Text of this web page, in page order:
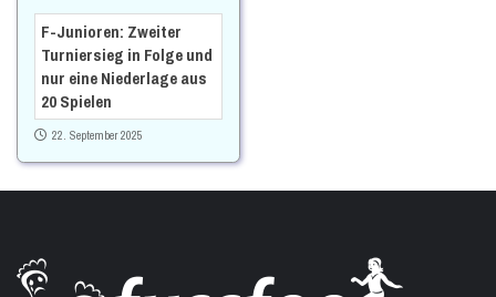
F-Junioren: Zweiter
Turniersieg in Folge und
nur eine Niederlage aus
20 Spielen
22. September 2025